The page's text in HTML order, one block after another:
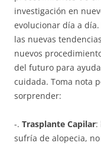
investigación en
evolucionar día a
las nuevas
nuevos
del futuro para
cuidada. Toma nota
sorprender:
-. Trasplante Capilar:
sufría de alopecia,